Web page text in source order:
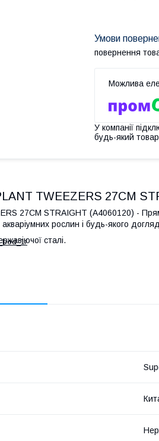
повернення
У компанії
будь-який
TWEEZERS 27CM
27CM STRAIGHT (A4060120) -
рослин і будь-якого
сталі.